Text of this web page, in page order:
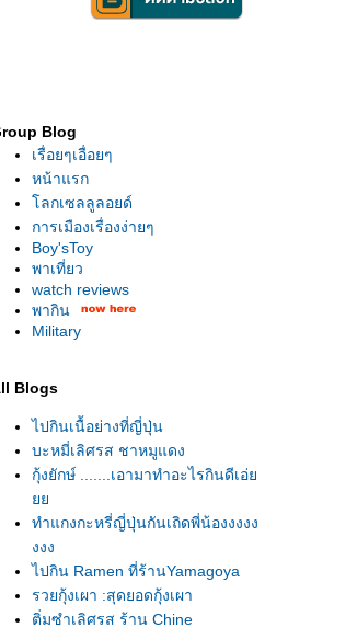
Blog
เรื่อยๆเอื่อยๆ
หน้าแรก
ลกเซลลูลอยด์
การเมืองเรื่องง่ายๆ
Boy'sToy
พาเที่ยว
watch reviews
พากิน
Military
Blogs
ไปกินเนื้อย่างที่ญี่ปุ่น
บะหมี่เลิศรส ชาหมูแดง
กุ้งยักษ์ .......เอามาทำอะไรกินดีเอ่
ทำแกงกะหรี่ญี่ปุ่นกันเถิดพี่น้องงงงง
งงง
ไปกิน Ramen ที่ร้านYamagoya
รวยกุ้งเผา :สุดยอดกุ้งเผา
ติ่มซำเลิศรส ร้าน Chine